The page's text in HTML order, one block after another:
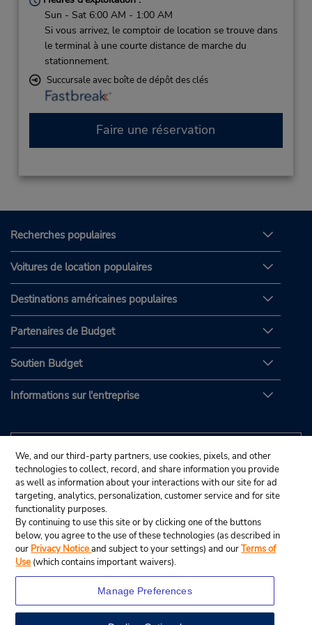
Sun - Sat 6:00 AM - 1:00 AM
Si vous arrivez, le comptoir de location se trouve dans
le terminal à une courte distance de marche du
stationnement.
Succursale avec boîte de dépôt des clés
Faire une réservation
Recherches populaires
Voitures de location populaires
Destinations américaines populaires
Partenaires de Budget
Soutien Budget
Informations sur l'entreprise
We, and our third-party partners, use cookies, pixels, and other
technologies to collect, record, and share information you provide
as well as information about your interactions with our site for ad
targeting, analytics, personalization, customer service and for site
functionality purposes.
By continuing to use this site or by clicking one of the buttons
below, you agree to the use of these technologies (as described in
our Privacy Noticeand subject to your settings) and ourTerms of
Use (which contains important waivers).
Manage Preferences